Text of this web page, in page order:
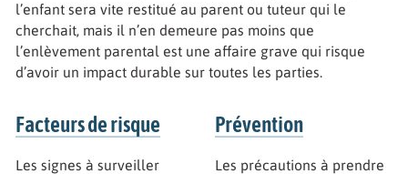
l’enfant sera vite restitué au parent ou tuteur qui le
cherchait, mais il n’en demeure pas moins que
l’enlèvement parental est une affaire grave qui risque
d’avoir un impact durable sur toutes les parties.
Facteurs de risque
Les signes à surveiller
Prévention
Les précautions à prendre